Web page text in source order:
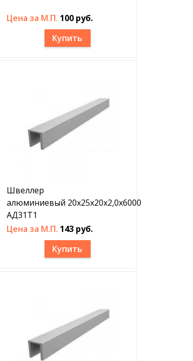
Цена за М.П. 100 руб.
Купить
Швеллер
алюминиевый 20х25х20х2,0х6000
АД31Т1
Цена за М.П. 143 руб.
Купить